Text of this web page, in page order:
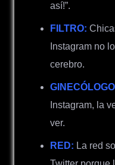
así!”.
FILTRO:
Instagram no
cerebro.
Instagram, la
ver.
RED: La red